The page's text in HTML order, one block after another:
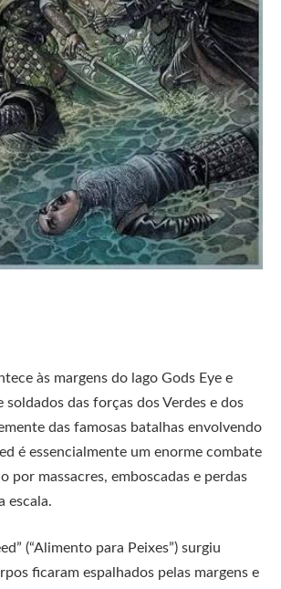
às margens do lago Gods Eye e
soldados das forças dos Verdes e dos
das famosas batalhas envolvendo
é essencialmente um enorme combate
por massacres, emboscadas e perdas
escala.
(“Alimento para Peixes”) surgiu
ficaram espalhados pelas margens e